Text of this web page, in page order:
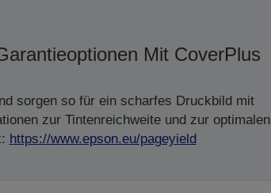
Mit CoverPlus
sorgen so für ein scharfes Druckbild mit
zur Tintenreichweite und zur optimalen
https://www.epson.eu/pageyield